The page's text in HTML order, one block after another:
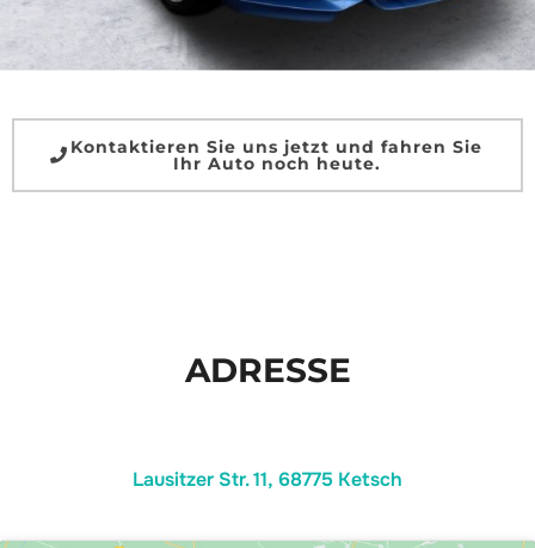
Kontaktieren Sie uns jetzt und fahren Sie
Ihr Auto noch heute.
ADRESSE
Lausitzer Str. 11, 68775 Ketsch